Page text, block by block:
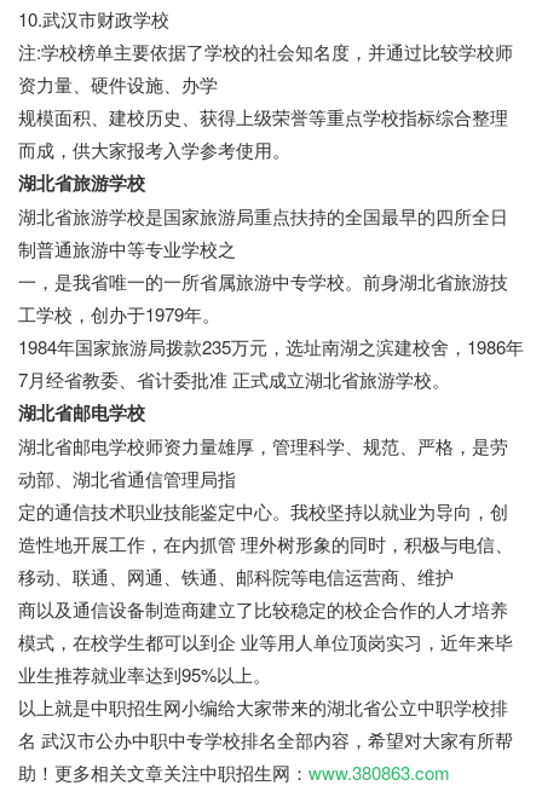
10.武汉市财政学校
注:学校榜单主要依据了学校的社会知名度，并通过比较学校师
资力量、硬件设施、办学
规模面积、建校历史、获得上级荣誉等重点学校指标综合整理
而成，供大家报考入学参考使用。
湖北省旅游学校
湖北省旅游学校是国家旅游局重点扶持的全国最早的四所全日
制普通旅游中等专业学校之
一，是我省唯一的一所省属旅游中专学校。前身湖北省旅游技
工学校，创办于1979年。
1984年国家旅游局拨款235万元，选址南湖之滨建校舍，1986年
7月经省教委、省计委批准 正式成立湖北省旅游学校。
湖北省邮电学校
湖北省邮电学校师资力量雄厚，管理科学、规范、严格，是劳
动部、湖北省通信管理局指
定的通信技术职业技能鉴定中心。我校坚持以就业为导向，创
造性地开展工作，在内抓管 理外树形象的同时，积极与电信、
移动、联通、网通、铁通、邮科院等电信运营商、维护
商以及通信设备制造商建立了比较稳定的校企合作的人才培养
模式，在校学生都可以到企 业等用人单位顶岗实习，近年来毕
业生推荐就业率达到95%以上。
以上就是中职招生网小编给大家带来的湖北省公立中职学校排
名 武汉市公办中职中专学校排名全部内容，希望对大家有所帮
助！更多相关文章关注中职招生网： www.380863.com